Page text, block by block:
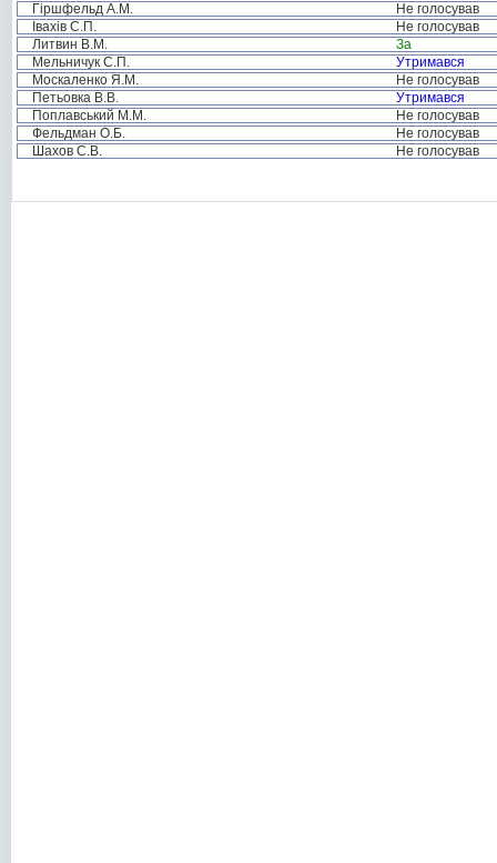
Гіршфельд А.М.
Не голосував
Івахів С.П.
Не голосував
Литвин В.М.
За
Мельничук С.П.
Утримався
Москаленко Я.М.
Не голосував
Петьовка В.В.
Утримався
Поплавський М.М.
Не голосував
Фельдман О.Б.
Не голосував
Шахов С.В.
Не голосував